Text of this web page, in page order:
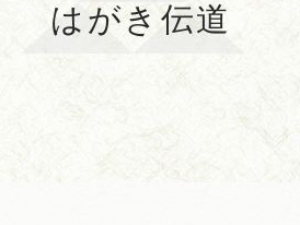
はがき伝道